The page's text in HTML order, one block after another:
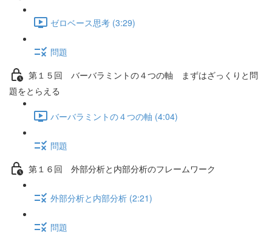
ゼロベース思考 (3:29)
問題
第１５回 バーバラミントの４つの軸 まずはざっくりと問
題をとらえる
バーバラミントの４つの軸 (4:04)
問題
第１６回 外部分析と内部分析のフレームワーク
外部分析と内部分析 (2:21)
問題